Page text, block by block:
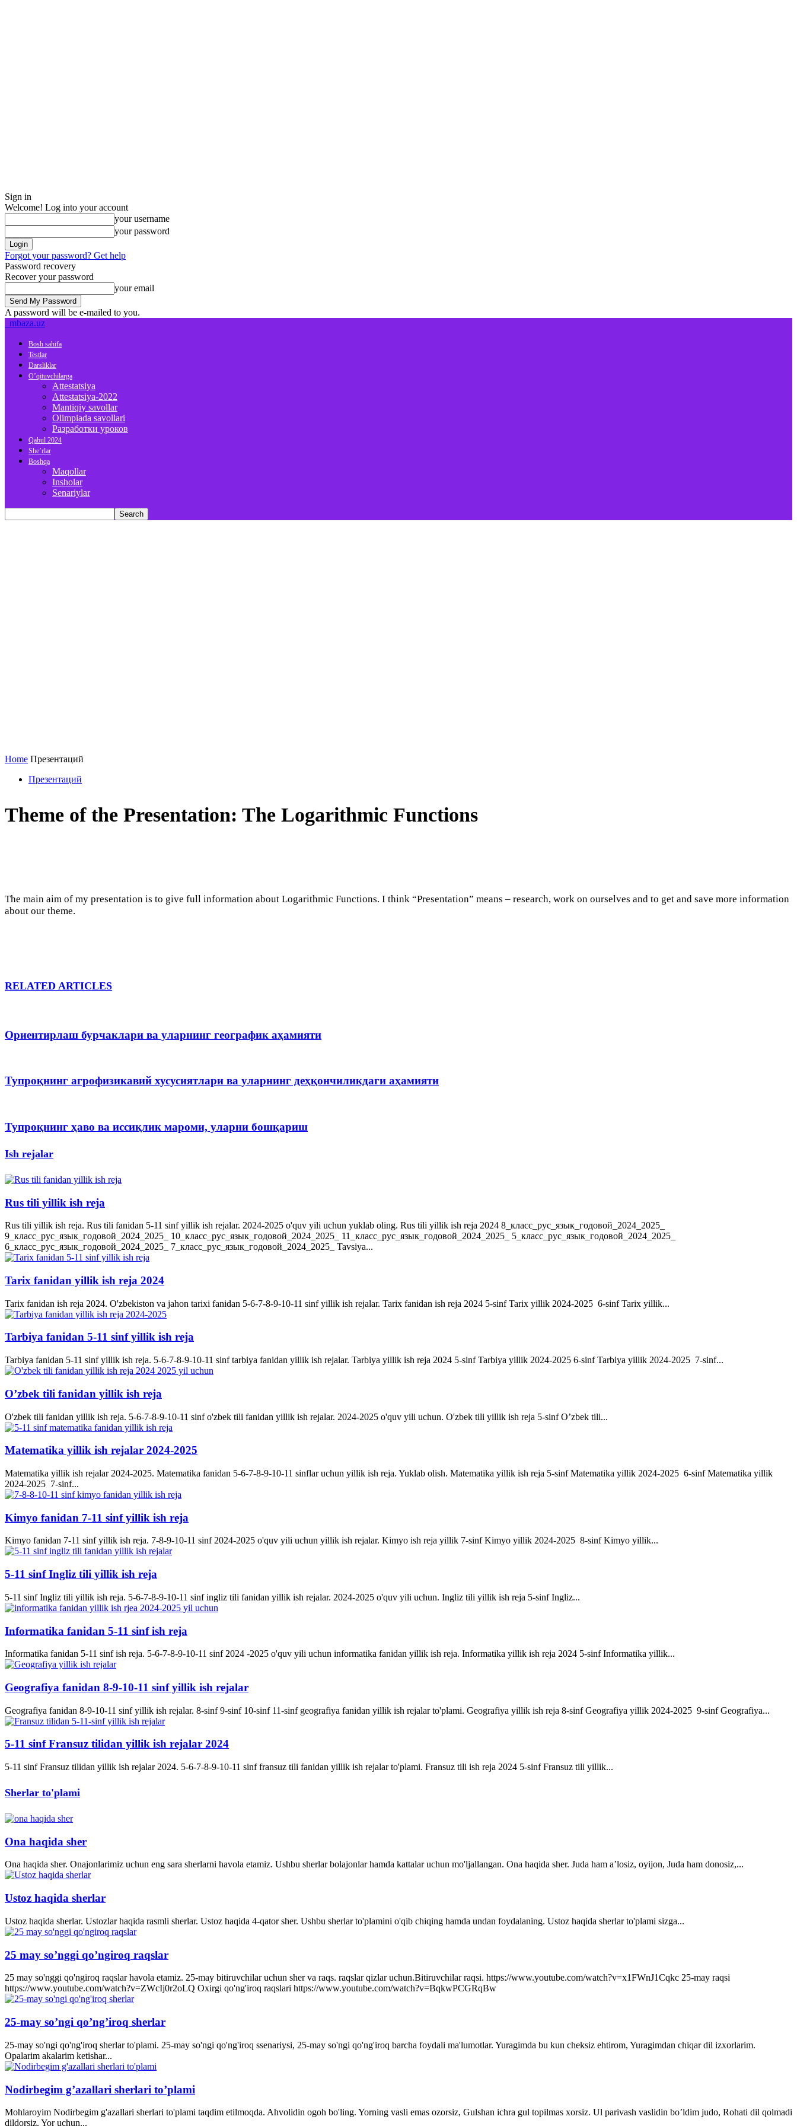
Sign in
Welcome! Log into your account
your username
your password
Forgot your password? Get help
Password recovery
Recover your password
your email
A password will be e-mailed to you.
mbaza.uz
Bosh sahifa
Testlar
Darsliklar
O’qituvchilarga
Attestatsiya
Attestatsiya-2022
Mantiqiy savollar
Olimpiada savollari
Разработки уроков
Qabul 2024
She’rlar
Boshqa
Maqollar
Insholar
Senariylar
Home Презентаций
Презентаций
Theme of the Presentation: The Logarithmic Functions
The main aim of my presentation is to give full information about Logarithmic Functions. I think “Presentation” means – research, work on ourselves and to get and save more information
about our theme.
RELATED ARTICLES
Ориентирлаш бурчаклари ва уларнинг географик аҳамияти
Тупроқнинг агрофизикавий хусусиятлари ва уларнинг деҳқончиликдаги аҳамияти
Тупроқнинг ҳаво ва иссиқлик мароми, уларни бошқариш
Ish rejalar
Rus tili yillik ish reja
Rus tili yillik ish reja. Rus tili fanidan 5-11 sinf yillik ish rejalar. 2024-2025 o'quv yili uchun yuklab oling. Rus tili yillik ish reja 2024 8_класс_рус_язык_годовой_2024_2025_
9_класс_рус_язык_годовой_2024_2025_ 10_класс_рус_язык_годовой_2024_2025_ 11_класс_рус_язык_годовой_2024_2025_ 5_класс_рус_язык_годовой_2024_2025_
6_класс_рус_язык_годовой_2024_2025_ 7_класс_рус_язык_годовой_2024_2025_ Tavsiya...
Tarix fanidan yillik ish reja 2024
Tarix fanidan ish reja 2024. O'zbekiston va jahon tarixi fanidan 5-6-7-8-9-10-11 sinf yillik ish rejalar. Tarix fanidan ish reja 2024 5-sinf Tarix yillik 2024-2025 6-sinf Tarix yillik...
Tarbiya fanidan 5-11 sinf yillik ish reja
Tarbiya fanidan 5-11 sinf yillik ish reja. 5-6-7-8-9-10-11 sinf tarbiya fanidan yillik ish rejalar. Tarbiya yillik ish reja 2024 5-sinf Tarbiya yillik 2024-2025 6-sinf Tarbiya yillik 2024-2025 7-sinf...
O’zbek tili fanidan yillik ish reja
O'zbek tili fanidan yillik ish reja. 5-6-7-8-9-10-11 sinf o'zbek tili fanidan yillik ish rejalar. 2024-2025 o'quv yili uchun. O'zbek tili yillik ish reja 5-sinf O’zbek tili...
Matematika yillik ish rejalar 2024-2025
Matematika yillik ish rejalar 2024-2025. Matematika fanidan 5-6-7-8-9-10-11 sinflar uchun yillik ish reja. Yuklab olish. Matematika yillik ish reja 5-sinf Matematika yillik 2024-2025 6-sinf Matematika yillik
2024-2025 7-sinf...
Kimyo fanidan 7-11 sinf yillik ish reja
Kimyo fanidan 7-11 sinf yillik ish reja. 7-8-9-10-11 sinf 2024-2025 o'quv yili uchun yillik ish rejalar. Kimyo ish reja yillik 7-sinf Kimyo yillik 2024-2025 8-sinf Kimyo yillik...
5-11 sinf Ingliz tili yillik ish reja
5-11 sinf Ingliz tili yillik ish reja. 5-6-7-8-9-10-11 sinf ingliz tili fanidan yillik ish rejalar. 2024-2025 o'quv yili uchun. Ingliz tili yillik ish reja 5-sinf Ingliz...
Informatika fanidan 5-11 sinf ish reja
Informatika fanidan 5-11 sinf ish reja. 5-6-7-8-9-10-11 sinf 2024 -2025 o'quv yili uchun informatika fanidan yillik ish reja. Informatika yillik ish reja 2024 5-sinf Informatika yillik...
Geografiya fanidan 8-9-10-11 sinf yillik ish rejalar
Geografiya fanidan 8-9-10-11 sinf yillik ish rejalar. 8-sinf 9-sinf 10-sinf 11-sinf geografiya fanidan yillik ish rejalar to'plami. Geografiya yillik ish reja 8-sinf Geografiya yillik 2024-2025 9-sinf Geografiya...
5-11 sinf Fransuz tilidan yillik ish rejalar 2024
5-11 sinf Fransuz tilidan yillik ish rejalar 2024. 5-6-7-8-9-10-11 sinf fransuz tili fanidan yillik ish rejalar to'plami. Fransuz tili ish reja 2024 5-sinf Fransuz tili yillik...
Sherlar to'plami
Ona haqida sher
Ona haqida sher. Onajonlarimiz uchun eng sara sherlarni havola etamiz. Ushbu sherlar bolajonlar hamda kattalar uchun mo'ljallangan. Ona haqida sher. Juda ham a’losiz, oyijon, Juda ham donosiz,...
Ustoz haqida sherlar
Ustoz haqida sherlar. Ustozlar haqida rasmli sherlar. Ustoz haqida 4-qator sher. Ushbu sherlar to'plamini o'qib chiqing hamda undan foydalaning. Ustoz haqida sherlar to'plami sizga...
25 may so’nggi qo’ngiroq raqslar
25 may so'nggi qo'ngiroq raqslar havola etamiz. 25-may bitiruvchilar uchun sher va raqs. raqslar qizlar uchun.Bitiruvchilar raqsi. https://www.youtube.com/watch?v=x1FWnJ1Cqkc 25-may raqsi
https://www.youtube.com/watch?v=ZWcIj0r2oLQ Oxirgi qo'ng'iroq raqslari https://www.youtube.com/watch?v=BqkwPCGRqBw
25-may so’ngi qo’ng’iroq sherlar
25-may so'ngi qo'ng'iroq sherlar to'plami. 25-may so'ngi qo'ng'iroq ssenariysi, 25-may so'ngi qo'ng'iroq barcha foydali ma'lumotlar. Yuragimda bu kun cheksiz ehtirom, Yuragimdan chiqar dil izxorlarim.
Opalarim akalarim ketishar...
Nodirbegim g’azallari sherlari to’plami
Mohlaroyim Nodirbegim g'azallari sherlari to'plami taqdim etilmoqda. Ahvolidin ogoh bo'ling. Yorning vasli emas ozorsiz, Gulshan ichra gul topilmas xorsiz. Ul parivash vaslidin bo’ldim judo, Rohati dil qolmadi
dildorsiz. Yor uchun...